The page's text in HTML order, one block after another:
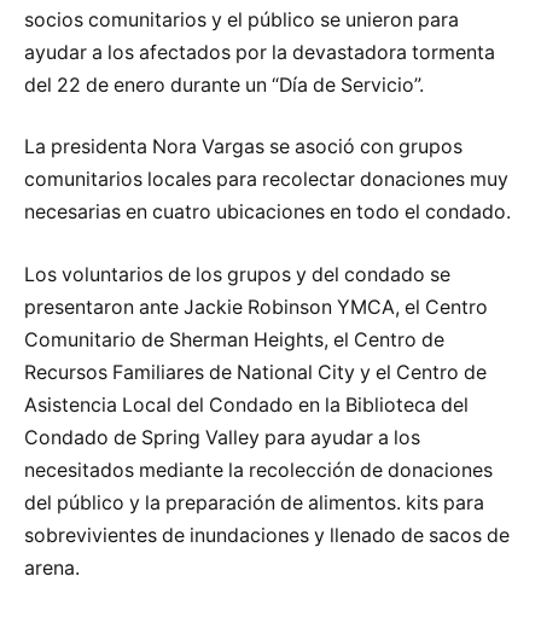
socios comunitarios y el público se unieron para
ayudar a los afectados por la devastadora tormenta
del 22 de enero durante un “Día de Servicio”.
La presidenta Nora Vargas se asoció con grupos
comunitarios locales para recolectar donaciones muy
necesarias en cuatro ubicaciones en todo el condado.
Los voluntarios de los grupos y del condado se
presentaron ante Jackie Robinson YMCA, el Centro
Comunitario de Sherman Heights, el Centro de
Recursos Familiares de National City y el Centro de
Asistencia Local del Condado en la Biblioteca del
Condado de Spring Valley para ayudar a los
necesitados mediante la recolección de donaciones
del público y la preparación de alimentos. kits para
sobrevivientes de inundaciones y llenado de sacos de
arena.